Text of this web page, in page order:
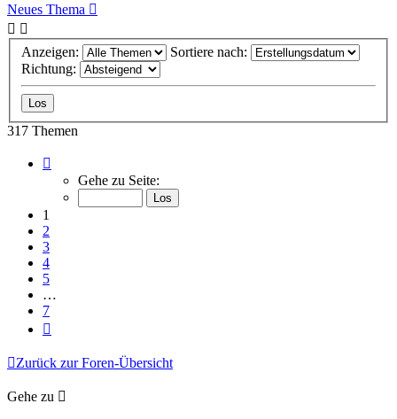
Neues Thema
Anzeigen:
Sortiere nach:
Richtung:
317 Themen
von
Gehe zu Seite:
1
2
3
4
5
…
7
Zurück zur Foren-Übersicht
Gehe zu